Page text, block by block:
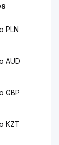
PLN
AUD
GBP
KZT